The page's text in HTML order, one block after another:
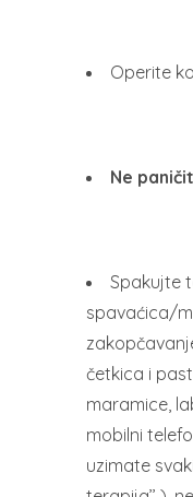
Operite
Ne
Spakujte
spavaćica/
četkica i
maramice,
mobilni
uzimate